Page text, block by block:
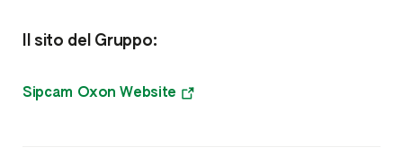
Microgranuli Starter
Meso e Microelementi
Il sito del Gruppo:
Sipcam Oxon Website